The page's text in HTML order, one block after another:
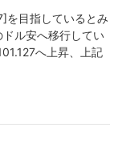
を目指しているとみ
ル安へ移行してい
へ上昇、上記